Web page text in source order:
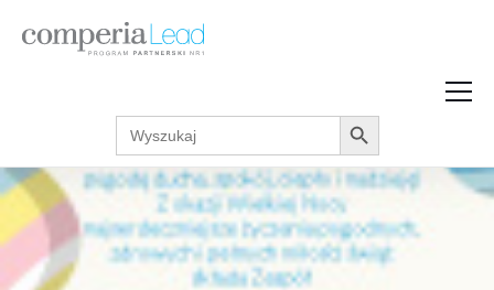
Strefa Wiedzy
Podcasty
Zarabiaj w internecie
Akcje promocyjne
Regulaminy
Search
for:
Search Button